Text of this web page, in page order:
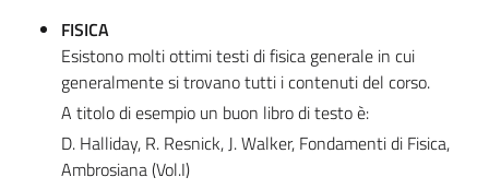
FISICA
Esistono molti ottimi testi di fisica generale in cui
generalmente si trovano tutti i contenuti del corso.
A titolo di esempio un buon libro di testo è:
D. Halliday, R. Resnick, J. Walker, Fondamenti di Fisica,
Ambrosiana (Vol.I)